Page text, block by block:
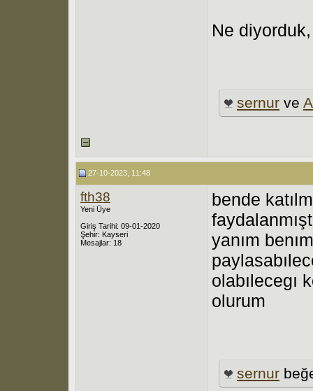
Ne
sernur ve
27-10-2023, 11:48
fth38
Yeni Üye
Giriş Tarihi: 09-01-2020
Şehir: Kayseri
Mesajlar: 18
bende
yanım
olabılecegı
olurum
sernur